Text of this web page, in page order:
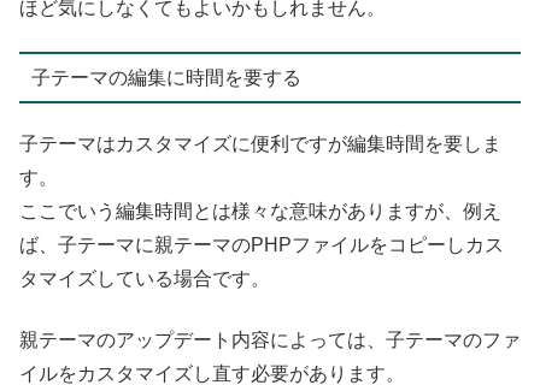
ほど気にしなくてもよいかもしれません。
子テーマの編集に時間を要する
子テーマはカスタマイズに便利ですが編集時間を要しま
す。
ここでいう編集時間とは様々な意味がありますが、例え
ば、子テーマに親テーマのPHPファイルをコピーしカス
タマイズしている場合です。
親テーマのアップデート内容によっては、子テーマのファ
イルをカスタマイズし直す必要があります。